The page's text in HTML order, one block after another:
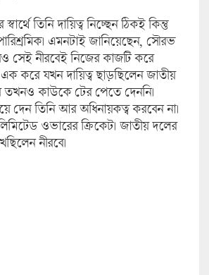
তিনি দায়িত্ব নিচ্ছেন ঠিকই কিন্তু
এমনটাই জানিয়েছেন, সৌরভ
সেই নীরবেই নিজের কাজটি করে
করে যখন দায়িত্ব ছাড়ছিলেন জাতীয়
তখনও কাউকে টের পেতে দেননি।
দেন তিনি আর অধিনায়কত্ব করবেন না।
ওভারের ক্রিকেট। জাতীয় দলের
নীরবে।